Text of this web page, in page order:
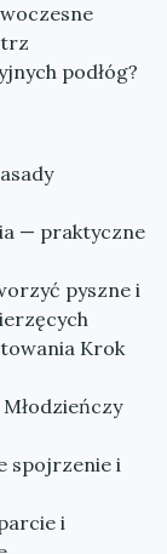
podłóg?
— praktyczne
pyszne i
Krok
spojrzenie i
i